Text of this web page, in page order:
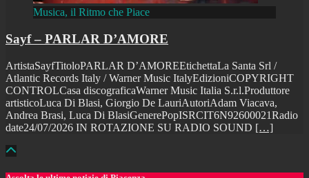
Musica, il Ritmo che Piace
Sayf – PARLAR D’AMORE
ArtistaSayfTitoloPARLAR D’AMOREEtichettaLa Santa Srl /
Atlantic Records Italy / Warner Music ItalyEdizioniCOPYRIGHT
CONTROLCasa discograficaWarner Music Italia S.r.l.Produttore
artisticoLuca Di Blasi, Giorgio De LauriAutoriAdam Viacava,
Andrea Brasi, Luca Di BlasiGenerePopISRCIT6N92600021Radio
date24/07/2026 IN ROTAZIONE SU RADIO SOUND […]